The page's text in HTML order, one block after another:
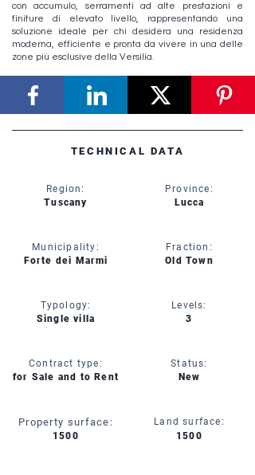
con accumulo, serramenti ad alte prestazioni e
finiture di elevato livello, rappresentando una
soluzione ideale per chi desidera una residenza
moderna, efficiente e pronta da vivere in una delle
zone più esclusive della Versilia.
TECHNICAL DATA
Region:
Tuscany
Municipality:
Forte dei Marmi
Typology:
Single villa
Contract type:
for Sale and to Rent
Property surface:
1500
Province:
Lucca
Fraction:
Old Town
Levels:
3
Status:
New
Land surface:
1500